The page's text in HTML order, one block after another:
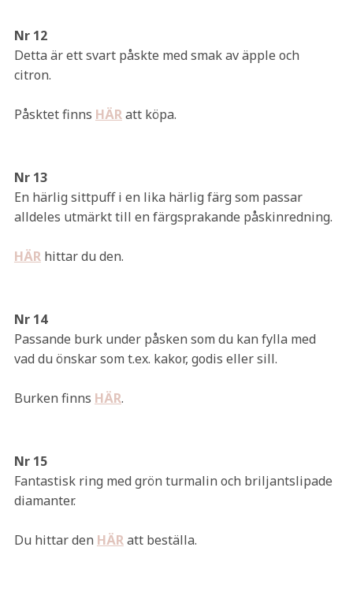
Nr 12
Detta är ett svart påskte med smak av äpple och
citron.
Påsktet finns HÄRatt köpa.
Nr 13
En härlig sittpuff i en lika härlig färg som passar
alldeles utmärkt till en färgsprakande påskinredning.
HÄRhittar du den.
Nr 14
Passande burk under påsken som du kan fylla med
vad du önskar som t.ex. kakor, godis eller sill.
Burken finns HÄR.
Nr 15
Fantastisk ring med grön turmalin och briljantslipade
diamanter.
Du hittar den HÄRatt beställa.